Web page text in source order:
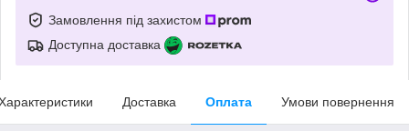
Замовлення під захистом
Доступна доставка
Доставка Оплата Умови повернення